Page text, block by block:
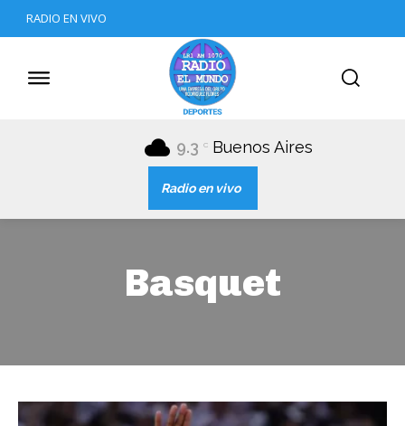
RADIO EN VIVO
9.3 C Buenos Aires
Radio en vivo
Basquet